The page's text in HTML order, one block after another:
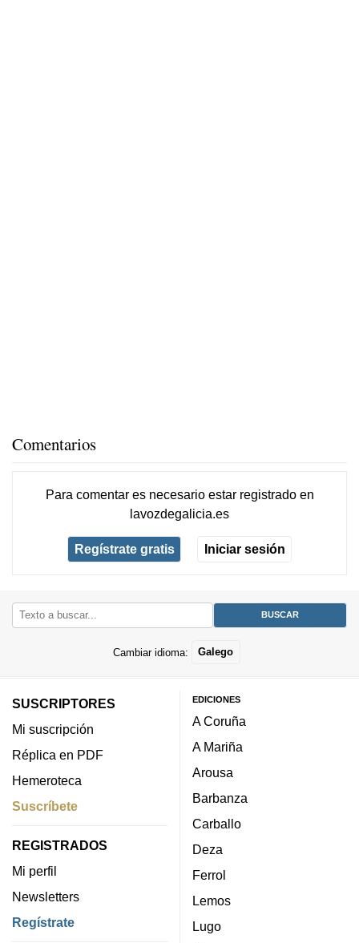
Comentarios
Para comentar es necesario estar registradoen
lavozdegalicia.es
Regístrate gratis Iniciar sesión
Cambiar idioma: Galego
SUSCRIPTORES
Mi suscripción
Réplica en PDF
Hemeroteca
Suscríbete
REGISTRADOS
Mi perfil
Newsletters
Regístrate
EDICIONES
A Coruña
A Mariña
Arousa
Barbanza
Carballo
Deza
Ferrol
Lemos
Lugo